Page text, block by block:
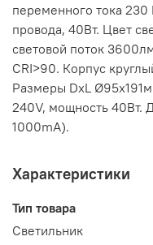
переменного тока
провода, 40Вт. Цвет
световой поток
CRI>90. Корпус
Размеры DxL
240V, мощность 40Вт.
1000mA).
Характеристики
Тип товара
Светильник